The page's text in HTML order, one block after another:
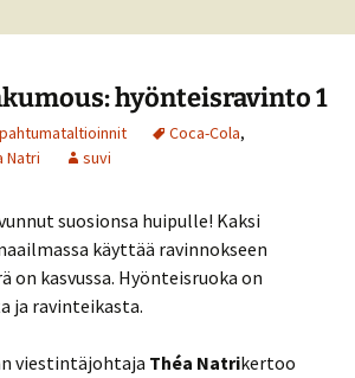
hyönteisravinto 1
Coca-Cola,
Natri suvi
suosionsa huipulle! Kaksi
käyttää ravinnokseen
on kasvussa. Hyönteisruoka on
ja ravinteikasta.
viestintäjohtaja Théa Natrikertoo